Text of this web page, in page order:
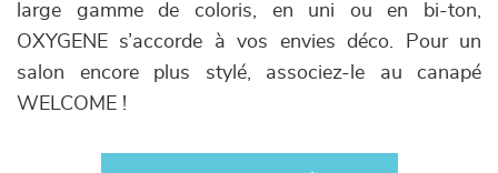
large gamme de coloris, en uni ou en bi-ton,
OXYGENE s’accorde à vos envies déco. Pour un
salon encore plus stylé, associez-le au canapé
WELCOME !